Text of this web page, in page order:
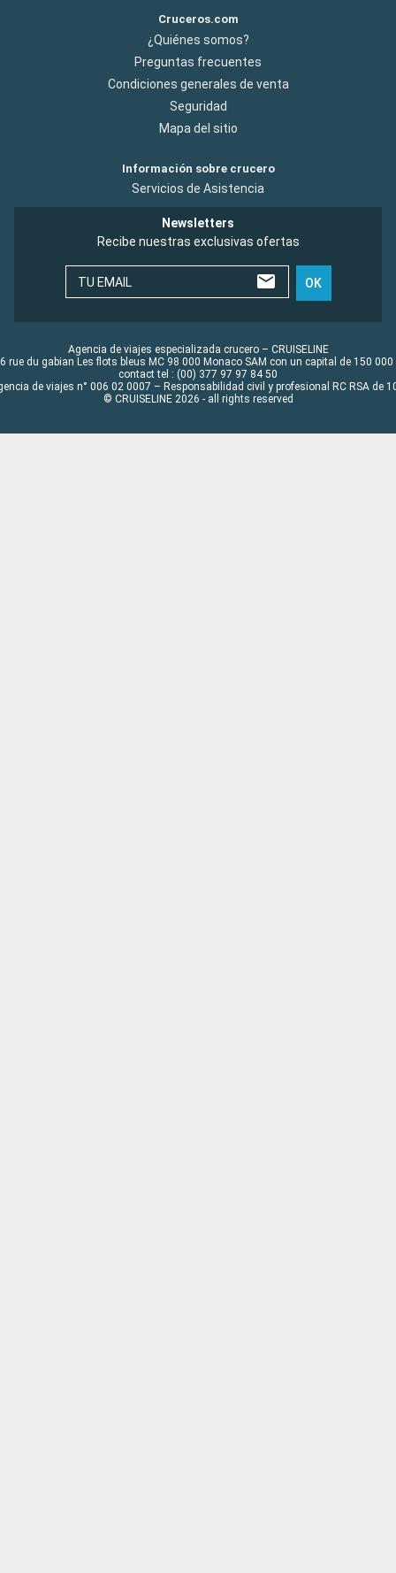
Cruceros.com
¿Quiénes somos?
Preguntas frecuentes
Condiciones generales de venta
Seguridad
Mapa del sitio
Información sobre crucero
Servicios de Asistencia
Newsletters
Recibe nuestras exclusivas ofertas
TU EMAIL OK
Agencia de viajes especializada crucero – CRUISELINE
rue du gabian Les flots bleus MC 98 000 Monaco SAM con un capital de 150 000
contact tel : (00) 377 97 97 84 50
de viajes n° 006 02 0007 – Responsabilidad civil y profesional RC RSA de
© CRUISELINE 2026 - all rights reserved